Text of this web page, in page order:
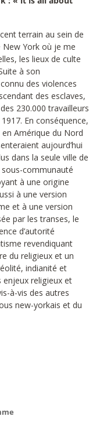
terrain au sein de
York où je me
les lieux de culte
à son
des violences
des esclaves,
230.000 travailleurs
En conséquence,
Amérique du Nord
aujourd’hui
dans la seule ville de
sous-communauté
à une origine
à une version
et à une version
par les transes, le
d’autorité
revendiquant
du religieux et un
indianité et
enjeux religieux et
à-vis des autres
new-yorkais et du